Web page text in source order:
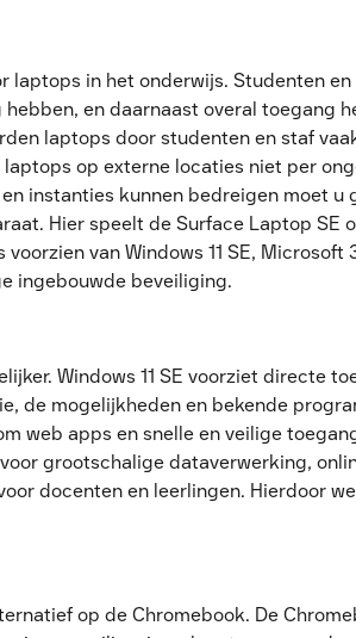
laptops in het onderwijs. Studenten
en daarnaast overal toegang
laptops door studenten en staf
op externe locaties niet per
instanties kunnen bedreigen moet u
Hier speelt de Surface Laptop SE
van Windows 11 SE, Microsoft
ingebouwde beveiliging.
Windows 11 SE voorziet directe
de mogelijkheden en bekende
web apps en snelle en veilige
grootschalige dataverwerking,
docenten en leerlingen. Hierdoor
op de Chromebook. De